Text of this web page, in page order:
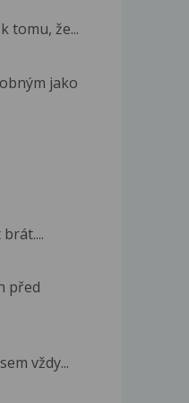
tomu, že...
jako
před
vždy...